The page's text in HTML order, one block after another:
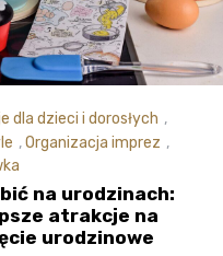
dla dzieci i dorosłych ,
,Organizacja imprez ,
na urodzinach:
atrakcje na
urodzinowe